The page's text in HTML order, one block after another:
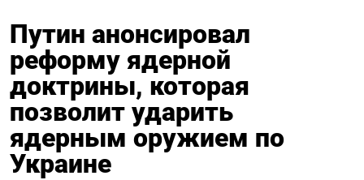
Путин анонсировал
реформу ядерной
доктрины, которая
позволит ударить
ядерным оружием по
Украине